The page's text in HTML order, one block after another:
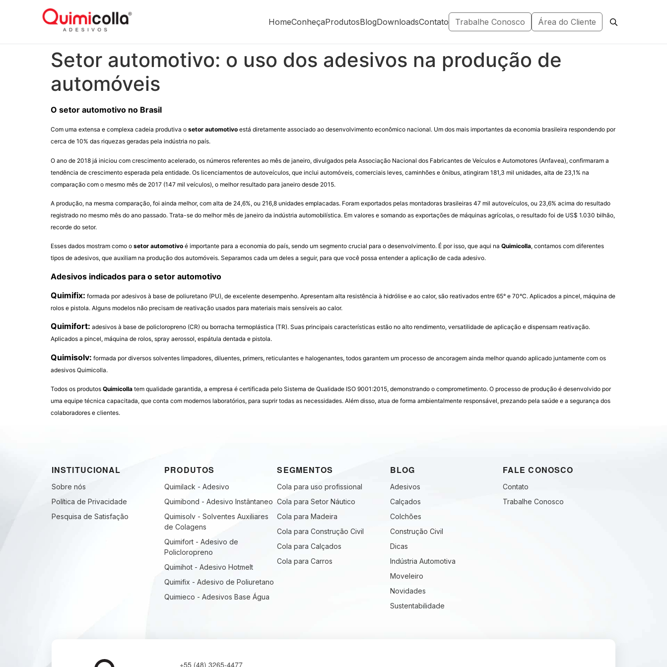
HomeConheçaProdutosBlogDownloadsContato Trabalhe Conosco Área do Cliente
Setor automotivo: o uso dos adesivos na produção de
automóveis
O setor automotivo no Brasil
Com uma extensa e complexa cadeia produtiva o setor automotivo está diretamente associado ao desenvolvimento econômico nacional. Um dos mais importantes da economia brasileira respondendo por
cerca de 10% das riquezas geradas pela indústria no país.
O ano de 2018 já iniciou com crescimento acelerado, os números referentes ao mês de janeiro, divulgados pela Associação Nacional dos Fabricantes de Veículos e Automotores (Anfavea), confirmaram a
tendência de crescimento esperada pela entidade. Os licenciamentos de autoveículos, que inclui automóveis, comerciais leves, caminhões e ônibus, atingiram 181,3 mil unidades, alta de 23,1% na
comparação com o mesmo mês de 2017 (147 mil veículos), o melhor resultado para janeiro desde 2015.
A produção, na mesma comparação, foi ainda melhor, com alta de 24,6%, ou 216,8 unidades emplacadas. Foram exportados pelas montadoras brasileiras 47 mil autoveículos, ou 23,6% acima do resultado
registrado no mesmo mês do ano passado. Trata-se do melhor mês de janeiro da indústria automobilística. Em valores e somando as exportações de máquinas agrícolas, o resultado foi de US$ 1.030 bilhão,
recorde do setor.
Esses dados mostram como o setor automotivo é importante para a economia do país, sendo um segmento crucial para o desenvolvimento. É por isso, que aqui na Quimicolla, contamos com diferentes
tipos de adesivos, que auxiliam na produção dos automóveis. Separamos cada um deles a seguir, para que você possa entender a aplicação de cada adesivo.
Adesivos indicados para o setor automotivo
Quimifix: formada por adesivos à base de poliuretano (PU), de excelente desempenho. Apresentam alta resistência à hidrólise e ao calor, são reativados entre 65° e 70°C. Aplicados a pincel, máquina de
rolos e pistola. Alguns modelos não precisam de reativação usados para materiais mais sensíveis ao calor.
Quimifort: adesivos à base de policloropreno (CR) ou borracha termoplástica (TR). Suas principais características estão no alto rendimento, versatilidade de aplicação e dispensam reativação.
Aplicados a pincel, máquina de rolos, spray aerossol, espátula dentada e pistola.
Quimisolv: formada por diversos solventes limpadores, diluentes, primers, reticulantes e halogenantes, todos garantem um processo de ancoragem ainda melhor quando aplicado juntamente com os
adesivos Quimicolla.
Todos os produtos Quimicolla tem qualidade garantida, a empresa é certificada pelo Sistema de Qualidade ISO 9001:2015, demonstrando o comprometimento. O processo de produção é desenvolvido por
uma equipe técnica capacitada, que conta com modernos laboratórios, para suprir todas as necessidades. Além disso, atua de forma ambientalmente responsável, prezando pela saúde e a segurança dos
colaboradores e clientes.
INSTITUCIONAL
Sobre nós
Política de Privacidade
Pesquisa de Satisfação
PRODUTOS
Quimilack - Adesivo
Quimibond - Adesivo Instântaneo
Quimisolv - Solventes Auxiliares
de Colagens
Quimifort - Adesivo de
Policloropreno
Quimihot - Adesivo Hotmelt
Quimifix - Adesivo de Poliuretano
Quimieco - Adesivos Base Água
SEGMENTOS
Cola para uso profissional
Cola para Setor Náutico
Cola para Madeira
Cola para Construção Civil
Cola para Calçados
Cola para Carros
BLOG
Adesivos
Calçados
Colchões
Construção Civil
Dicas
Indústria Automotiva
Moveleiro
Novidades
Sustentabilidade
FALE CONOSCO
Contato
Trabalhe Conosco
+55 (48) 3265-4477